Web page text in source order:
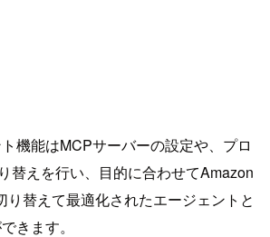
機能はMCPサーバーの設定や、プロ
替えを行い、目的に合わせてAmazon
り替えて最適化されたエージェントと
きます。